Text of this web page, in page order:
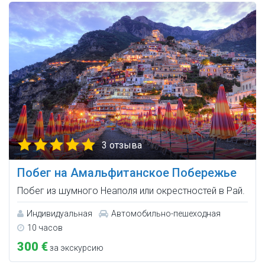
3 отзыва
Побег на Амальфитанское Побережье
Побег из шумного Неаполя или окрестностей в Рай.
Индивидуальная
Автомобильно-пешеходная
10 часов
300 €за экскурсию